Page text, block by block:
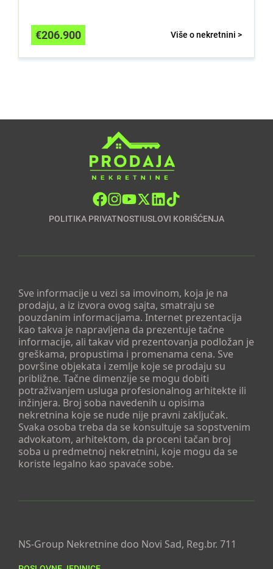
Više o nekretnini >
€206.900
POLITIKA PRIVATNOSTIUSLOVI KORIŠĆENJA
Sve informacije u vezi sa imovinom, koja je na
prodaju, a iz izvora ovog sajta, smatraju se
pouzdanim informacijama. Internet prezentacija
kao takva je napravljena da prezentuje tačne
informacije, ali takav vid prezentovanja podložan je
greškama, propustima i promenama cena. Sve
površine objekata i zemlje koje se prodaju su
približne. Tačne dimenzije se mogu dobiti
potraživanjem usluga profesionalnog arhitekte ili
inžinjera. Broj soba navedenih u opisima
nekretnina koje se nude nije pravni zaključak.
Svaka osoba treba da se konsultuje sa sopstvenim
advokatom, arhitektom, da proceni tačan broj
soba u predmetnoj nekretnini, koje mogu da se
koriste legalno kao spavaće sobe.
NS-Group Nekretnine doo Novi Sad, Reg.br. 711